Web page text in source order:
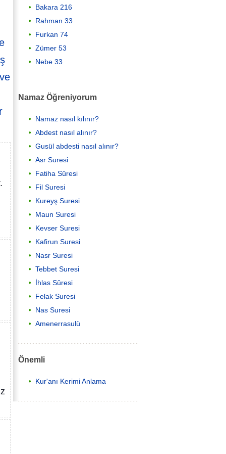
Bakara 216
Rahman 33
Furkan 74
Zümer 53
Nebe 33
Namaz Öğreniyorum
Namaz nasıl kılınır?
Abdest nasıl alınır?
Gusül abdesti nasıl alınır?
Asr Suresi
Fatiha Sûresi
Fil Suresi
Kureyş Suresi
Maun Suresi
Kevser Suresi
Kafirun Suresi
Nasr Suresi
Tebbet Suresi
İhlas Sûresi
Felak Suresi
Nas Suresi
Amenerrasulü
Önemli
Kur'anı Kerimi Anlama